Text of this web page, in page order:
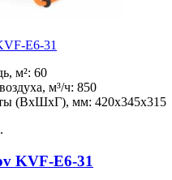
E6-31
м²: 60
м³/ч: 850
(ВхШхГ), мм: 420x345x315
KVF-E6-31